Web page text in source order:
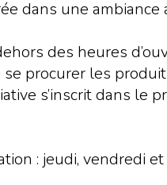
dans une
des heures
procurer les
s’inscrit dans le
: jeudi, vendredi